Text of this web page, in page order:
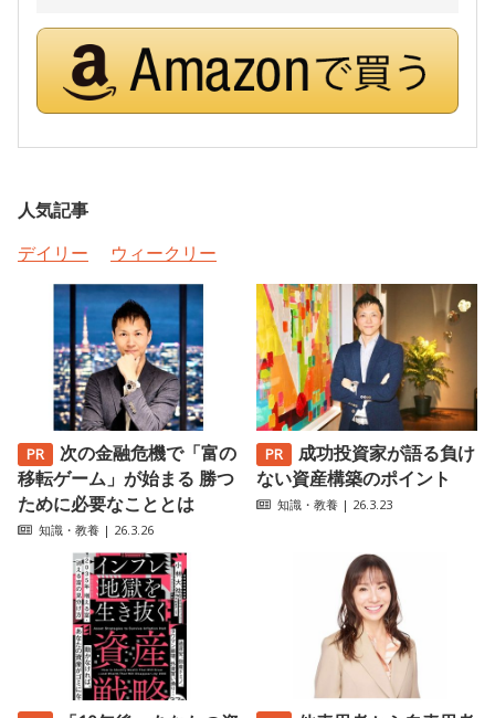
人気記事
デイリー
ウィークリー
次の金融危機で「富の
移転ゲーム」が始まる 勝つ
ために必要なこととは
知識・教養 | 26.3.26
成功投資家が語る負け
ない資産構築のポイント
知識・教養 | 26.3.23